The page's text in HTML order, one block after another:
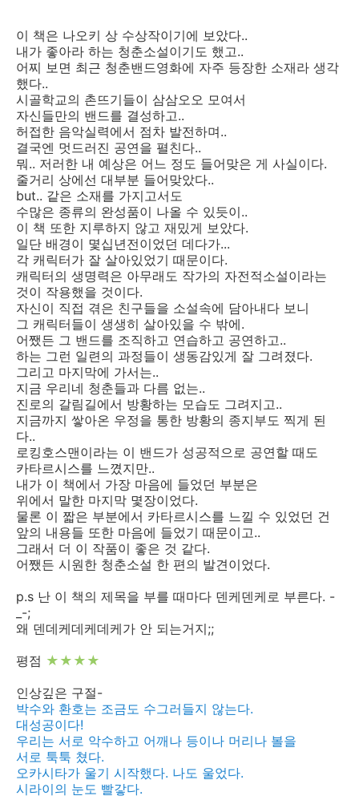
이 책은 나오키 상 수상작이기에 보았다..
내가 좋아라 하는 청춘소설이기도 했고..
어찌 보면 최근 청춘밴드영화에 자주 등장한 소재라 생각
했다..
시골학교의 촌뜨기들이 삼삼오오 모여서
자신들만의 밴드를 결성하고..
허접한 음악실력에서 점차 발전하며..
결국엔 멋드러진 공연을 펼친다..
뭐.. 저러한 내 예상은 어느 정도 들어맞은 게 사실이다.
줄거리 상에선 대부분 들어맞았다..
but.. 같은 소재를 가지고서도
수많은 종류의 완성품이 나올 수 있듯이..
이 책 또한 지루하지 않고 재밌게 보았다.
일단 배경이 몇십년전이었던 데다가...
각 캐릭터가 잘 살아있었기 때문이다.
캐릭터의 생명력은 아무래도 작가의 자전적소설이라는
것이 작용했을 것이다.
자신이 직접 겪은 친구들을 소설속에 담아내다 보니
그 캐릭터들이 생생히 살아있을 수 밖에.
어쨌든 그 밴드를 조직하고 연습하고 공연하고..
하는 그런 일련의 과정들이 생동감있게 잘 그려졌다.
그리고 마지막에 가서는..
지금 우리네 청춘들과 다름 없는..
진로의 갈림길에서 방황하는 모습도 그려지고..
지금까지 쌓아온 우정을 통한 방황의 종지부도 찍게 된
다..
로킹호스맨이라는 이 밴드가 성공적으로 공연할 때도
카타르시스를 느꼈지만..
내가 이 책에서 가장 마음에 들었던 부분은
위에서 말한 마지막 몇장이었다.
물론 이 짧은 부분에서 카타르시스를 느낄 수 있었던 건
앞의 내용들 또한 마음에 들었기 때문이고..
그래서 더 이 작품이 좋은 것 같다.
어쨌든 시원한 청춘소설 한 편의 발견이었다.
p.s 난 이 책의 제목을 부를 때마다 덴케덴케로 부른다. -
_-;
왜 덴데케데케데케가 안 되는거지;;
평점 ★★★★
인상깊은 구절-
박수와 환호는 조금도 수그러들지 않는다.
대성공이다!
우리는 서로 악수하고 어깨나 등이나 머리나 볼을
서로 툭툭 쳤다.
오카시타가 울기 시작했다. 나도 울었다.
시라이의 눈도 빨갛다.